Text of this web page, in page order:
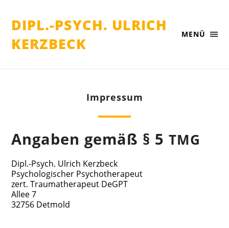
MENÜ
DIPL.-PSYCH. ULRICH
KERZBECK
Impres­sum
Anga­ben gemäß § 5TMG
Dipl.-Psych. Ulrich Kerzbeck
Psy­cho­lo­gi­scher Psychotherapeut
zert. Trau­ma­the­ra­peut DeGPT
Allee 7
32756 Detmold